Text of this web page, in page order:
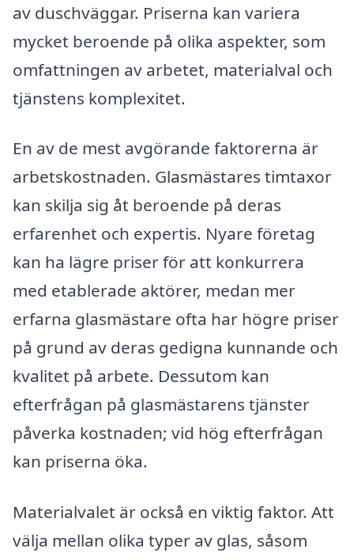
av duschväggar. Priserna kan variera
mycket beroende på olika aspekter, som
omfattningen av arbetet, materialval och
tjänstens komplexitet.
En av de mest avgörande faktorerna är
arbetskostnaden. Glasmästares timtaxor
kan skilja sig åt beroende på deras
erfarenhet och expertis. Nyare företag
kan ha lägre priser för att konkurrera
med etablerade aktörer, medan mer
erfarna glasmästare ofta har högre priser
på grund av deras gedigna kunnande och
kvalitet på arbete. Dessutom kan
efterfrågan på glasmästarens tjänster
påverka kostnaden; vid hög efterfrågan
kan priserna öka.
Materialvalet är också en viktig faktor. Att
välja mellan olika typer av glas, såsom